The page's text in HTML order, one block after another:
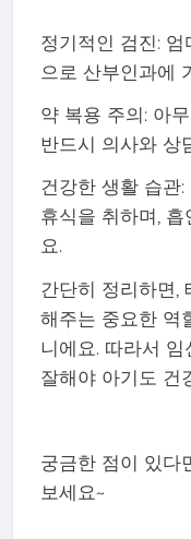
정기적인 검진:
으로 산부인과에
약 복용 주의: 아
반드시 의사와 상
건강한 생활 습관
휴식을 취하며,
요.
간단히 정리하면,
해주는 중요한 역
니에요. 따라서
잘해야 아기도 건
궁금한 점이 있다
보세요~